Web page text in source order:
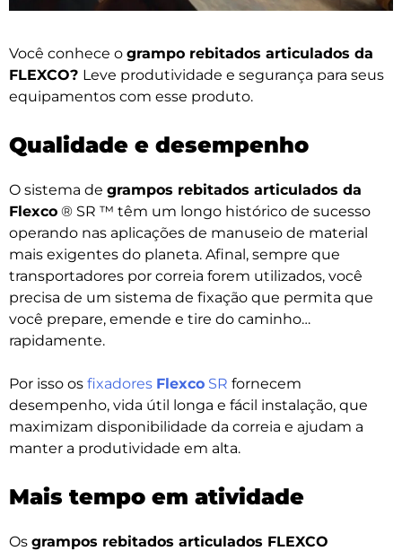
Você conhece o grampo rebitados articulados da
FLEXCO? Leve produtividade e segurança para seus
equipamentos com esse produto.
Qualidade e desempenho
O sistema de grampos rebitados articulados da
Flexco ® SR ™ têm um longo histórico de sucesso
operando nas aplicações de manuseio de material
mais exigentes do planeta. Afinal, sempre que
transportadores por correia forem utilizados, você
precisa de um sistema de fixação que permita que
você prepare, emende e tire do caminho…
rapidamente.
Por isso os fixadores Flexco SR fornecem
desempenho, vida útil longa e fácil instalação, que
maximizam disponibilidade da correia e ajudam a
manter a produtividade em alta.
Mais tempo em atividade
Os grampos rebitados articulados FLEXCO